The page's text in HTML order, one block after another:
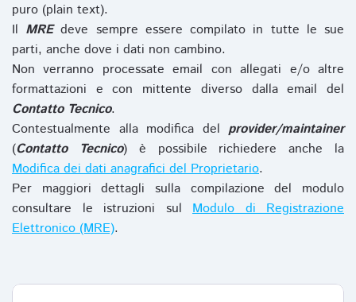
puro (plain text).
Il MREdeve sempre essere compilato in tutte le sue
parti, anche dove i dati non cambino.
Non verranno processate email con allegati e/o altre
formattazioni e con mittente diverso dalla email del
Contatto Tecnico.
Contestualmente alla modifica del provider/maintainer
(Contatto Tecnico) è possibile richiedere anche la
Modifica dei dati anagrafici del Proprietario.
Per maggiori dettagli sulla compilazione del modulo
consultare le istruzioni sul Modulo di Registrazione
Elettronico (MRE).